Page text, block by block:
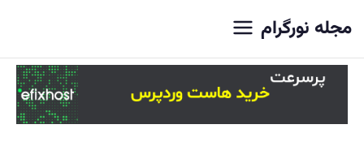
مجله نورگرام